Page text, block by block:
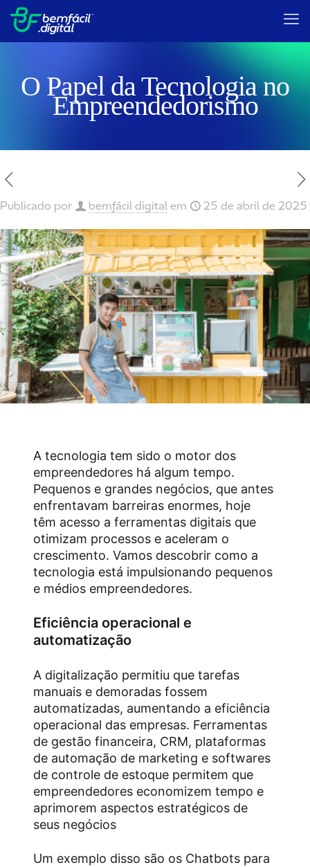
O Papel da Tecnologia no
Empreendedorismo
Publicado por bemfácil digital em 25 de abril de 2025
A tecnologia tem sido o motor dos
empreendedores há algum tempo.
Pequenos e grandes negócios, que antes
enfrentavam barreiras enormes, hoje
têm acesso a ferramentas digitais que
otimizam processos e aceleram o
crescimento. Vamos descobrir como a
tecnologia está impulsionando pequenos
e médios empreendedores.
Eficiência operacional e
automatização
A digitalização permitiu que tarefas
manuais e demoradas fossem
automatizadas, aumentando a eficiência
operacional das empresas. Ferramentas
de gestão financeira, CRM, plataformas
de automação de marketing e softwares
de controle de estoque permitem que
empreendedores economizem tempo e
aprimorem aspectos estratégicos de
seus negócios
Um exemplo disso são os Chatbots para